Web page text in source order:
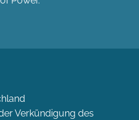
Verkündigung des